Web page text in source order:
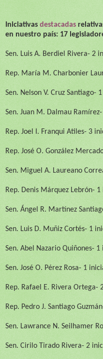
Iniciativas destacadas
en nuestro país: 17
Sen. Luis A. Berdiel Rivera- 2
Rep. María M. Charbonier
Sen. Nelson V. Cruz Santiago-
Sen. Juan M. Dalmau Ramírez
Rep. Joel I. Franqui Atiles- 3
Rep. José O. González
Sen. Miguel A. Laureano
Rep. Denis Márquez Lebrón- 1
Sen. Ángel R. Martínez
Sen. Luis D. Muñiz Cortés- 1
Sen. Abel Nazario Quiñones- 1
Sen. José O. Pérez Rosa- 1
Rep. Rafael E. Rivera Ortega-
Rep. Pedro J. Santiago Guzmán
Sen. Lawrance N. Seilhamer
Sen. Cirilo Tirado Rivera- 2